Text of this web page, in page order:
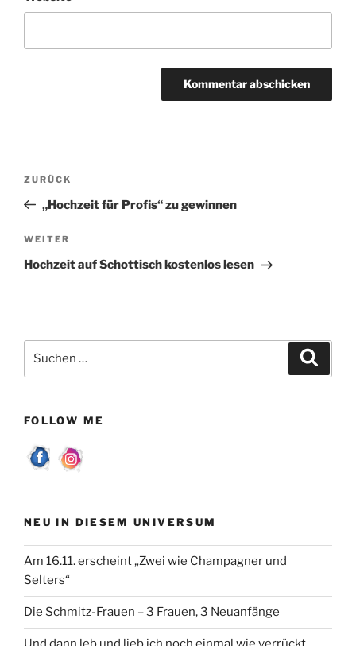
Beitragsnavigation
Vorheriger
Beitrag
ZURÜCK
„Hochzeit für Profis“ zu gewinnen
Nächster
Beitrag
WEITER
Hochzeit auf Schottisch kostenlos lesen
nach:
FOLLOW ME
NEU IN DIESEM UNIVERSUM
Am 16.11. erscheint „Zwei wie Champagner und
Selters“
Die Schmitz-Frauen – 3 Frauen, 3 Neuanfänge